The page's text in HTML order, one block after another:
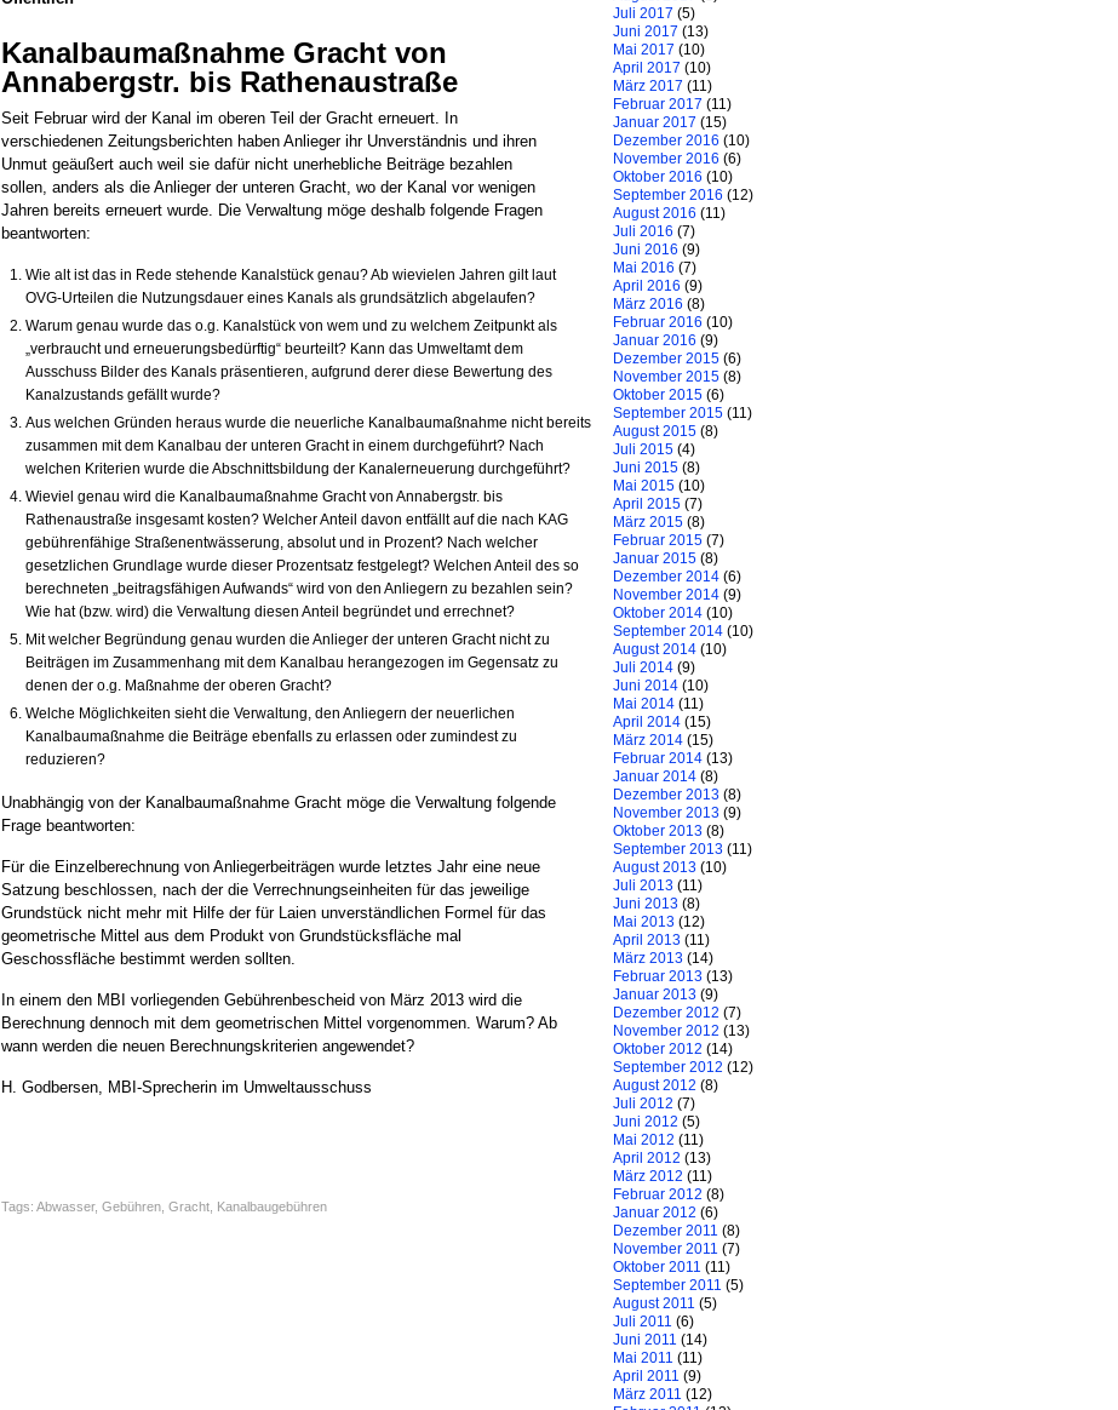
Kanalbaumaßnahme Gracht von
Annabergstr. bis Rathenaustraße
Seit Februar wird der Kanal im oberen Teil der Gracht erneuert. In
verschiedenen Zeitungsberichten haben Anlieger ihr Unverständnis und ihren
Unmut geäußert auch weil sie dafür nicht unerhebliche Beiträge bezahlen
sollen, anders als die Anlieger der unteren Gracht, wo der Kanal vor wenigen
Jahren bereits erneuert wurde. Die Verwaltung möge deshalb folgende Fragen
beantworten:
Wie alt ist das in Rede stehende Kanalstück genau? Ab wievielen Jahren gilt laut
OVG-Urteilen die Nutzungsdauer eines Kanals als grundsätzlich abgelaufen?
Warum genau wurde das o.g. Kanalstück von wem und zu welchem Zeitpunkt als
„verbraucht und erneuerungsbedürftig“ beurteilt? Kann das Umweltamt dem
Ausschuss Bilder des Kanals präsentieren, aufgrund derer diese Bewertung des
Kanalzustands gefällt wurde?
Aus welchen Gründen heraus wurde die neuerliche Kanalbaumaßnahme nicht bereits
zusammen mit dem Kanalbau der unteren Gracht in einem durchgeführt? Nach
welchen Kriterien wurde die Abschnittsbildung der Kanalerneuerung durchgeführt?
Wieviel genau wird die Kanalbaumaßnahme Gracht von Annabergstr. bis
Rathenaustraße insgesamt kosten? Welcher Anteil davon entfällt auf die nach KAG
gebührenfähige Straßenentwässerung, absolut und in Prozent? Nach welcher
gesetzlichen Grundlage wurde dieser Prozentsatz festgelegt? Welchen Anteil des so
berechneten „beitragsfähigen Aufwands“ wird von den Anliegern zu bezahlen sein?
Wie hat (bzw. wird) die Verwaltung diesen Anteil begründet und errechnet?
Mit welcher Begründung genau wurden die Anlieger der unteren Gracht nicht zu
Beiträgen im Zusammenhang mit dem Kanalbau herangezogen im Gegensatz zu
denen der o.g. Maßnahme der oberen Gracht?
Welche Möglichkeiten sieht die Verwaltung, den Anliegern der neuerlichen
Kanalbaumaßnahme die Beiträge ebenfalls zu erlassen oder zumindest zu
reduzieren?
Unabhängig von der Kanalbaumaßnahme Gracht möge die Verwaltung folgende
Frage beantworten:
Für die Einzelberechnung von Anliegerbeiträgen wurde letztes Jahr eine neue
Satzung beschlossen, nach der die Verrechnungseinheiten für das jeweilige
Grundstück nicht mehr mit Hilfe der für Laien unverständlichen Formel für das
geometrische Mittel aus dem Produkt von Grundstücksfläche mal
Geschossfläche bestimmt werden sollten.
In einem den MBI vorliegenden Gebührenbescheid von März 2013 wird die
Berechnung dennoch mit dem geometrischen Mittel vorgenommen. Warum? Ab
wann werden die neuen Berechnungskriterien angewendet?
H. Godbersen, MBI-Sprecherin im Umweltausschuss
Tags: Abwasser, Gebühren Gracht Kanalbaugebühren
Juli 2017 (5)
Juni 2017 (13)
Mai 2017 (10)
April 2017 (10)
März 2017 (11)
Februar 2017 (11)
Januar 2017 (15)
Dezember 2016 (10)
November 2016 (6)
Oktober 2016 (10)
September 2016 (12)
August 2016 (11)
Juli 2016 (7)
Juni 2016 (9)
Mai 2016 (7)
April 2016 (9)
März 2016 (8)
Februar 2016 (10)
Januar 2016 (9)
Dezember 2015 (6)
November 2015 (8)
Oktober 2015 (6)
September 2015 (11)
August 2015 (8)
Juli 2015 (4)
Juni 2015 (8)
Mai 2015 (10)
April 2015 (7)
März 2015 (8)
Februar 2015 (7)
Januar 2015 (8)
Dezember 2014 (6)
November 2014 (9)
Oktober 2014 (10)
September 2014 (10)
August 2014 (10)
Juli 2014 (9)
Juni 2014 (10)
Mai 2014 (11)
April 2014 (15)
März 2014 (15)
Februar 2014 (13)
Januar 2014 (8)
Dezember 2013 (8)
November 2013 (9)
Oktober 2013 (8)
September 2013 (11)
August 2013 (10)
Juli 2013 (11)
Juni 2013 (8)
Mai 2013 (12)
April 2013 (11)
März 2013 (14)
Februar 2013 (13)
Januar 2013 (9)
Dezember 2012 (7)
November 2012 (13)
Oktober 2012 (14)
September 2012 (12)
August 2012 (8)
Juli 2012 (7)
Juni 2012 (5)
Mai 2012 (11)
April 2012 (13)
März 2012 (11)
Februar 2012 (8)
Januar 2012 (6)
Dezember 2011 (8)
November 2011 (7)
Oktober 2011 (11)
September 2011 (5)
August 2011 (5)
Juli 2011 (6)
Juni 2011 (14)
Mai 2011 (11)
April 2011 (9)
März 2011 (12)